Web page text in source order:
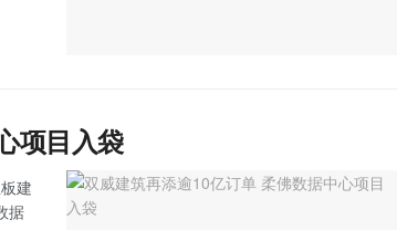
项目入袋
建
据